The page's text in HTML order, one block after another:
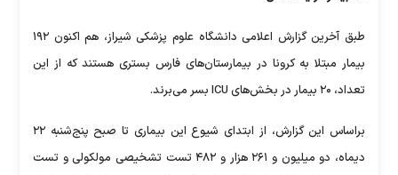
طبق آخرین گزارش اعلامی دانشگاه علوم پزشکی شیراز، هم اکنون ۱۹۲
بیمار مبتلا به کرونا در بیمارستان‌های فارس بستری هستند که از این
تعداد، ۲۰ بیمار در بخش‌های ICU بسر می‌برند.
براساس این گزارش، از ابتدای شیوع این بیماری تا صبح پنج‌شنبه ۲۲
دیماه، دو میلیون و ۲۶۱ هزار و ۴۸۲ تست تشخیصی مولکولی و تست